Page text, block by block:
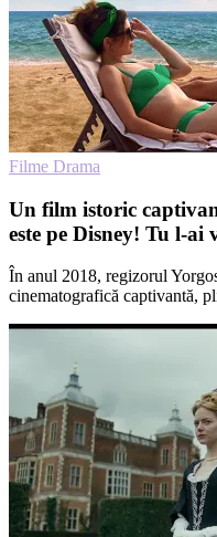
Filme Drama
Un film istoric
este pe Disney! Tu l-ai
În anul 2018, regizorul
cinematografică captivantă,